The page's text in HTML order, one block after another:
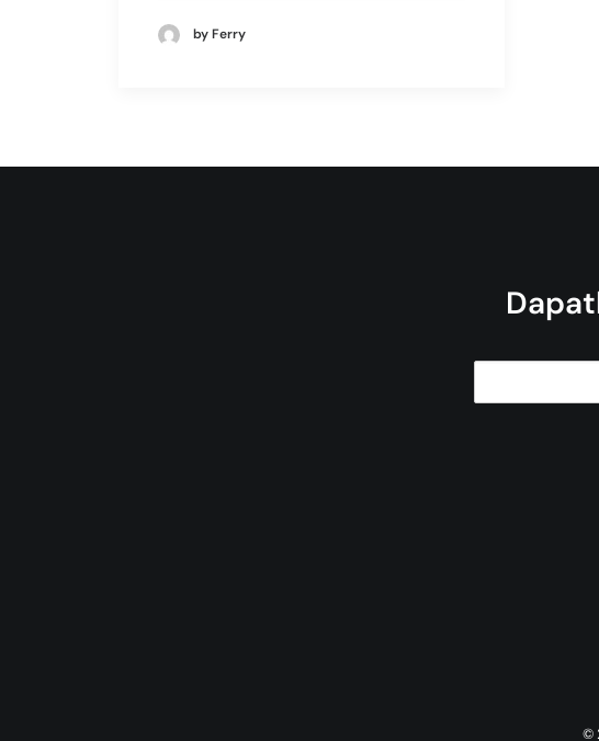
by Ferry
©